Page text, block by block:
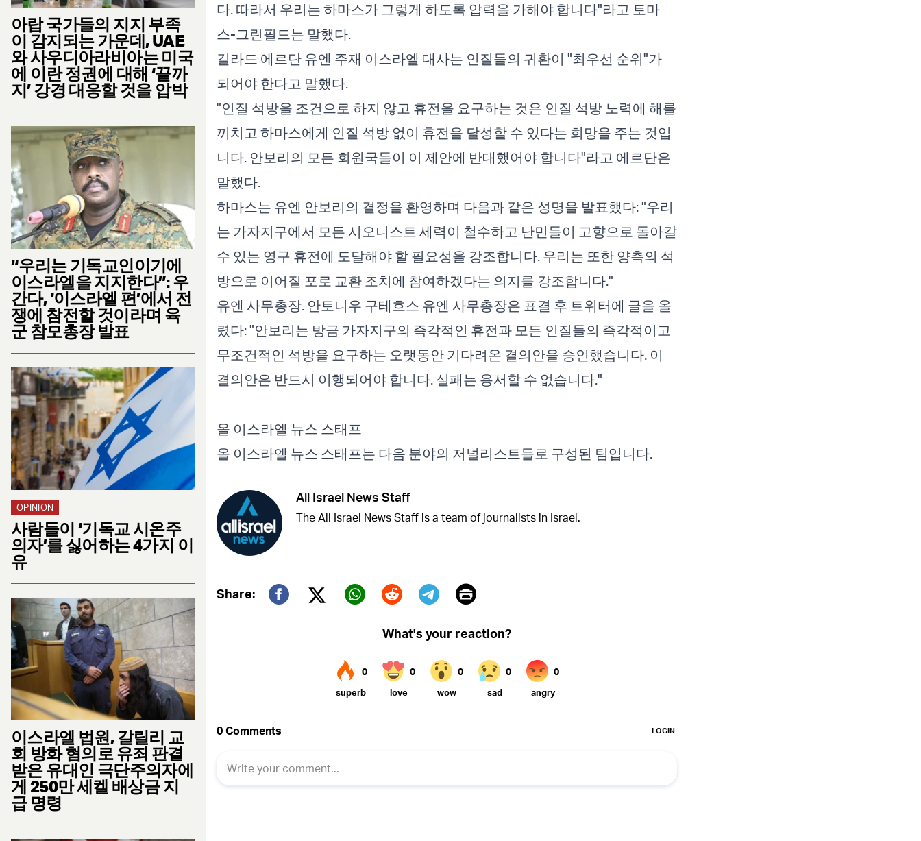
아랍 국가들의 지지 부족
이 감지되는 가운데, UAE
와 사우디아라비아는 미국
에 이란 정권에 대해 ‘끝까
지’ 강경 대응할 것을 압박
“우리는 기독교인이기에
이스라엘을 지지한다”: 우
간다, ‘이스라엘 편’에서 전
쟁에 참전할 것이라며 육
군 참모총장 발표
OPINION
사람들이 ‘기독교 시온주
의자’를 싫어하는 4가지 이
유
이스라엘 법원, 갈릴리 교
회 방화 혐의로 유죄 판결
받은 유대인 극단주의자에
게 250만 세켈 배상금 지
급 명령
다. 따라서 우리는 하마스가 그렇게 하도록 압력을 가해야 합니다"라고 토마
스-그린필드는 말했다.
길라드 에르단 유엔 주재 이스라엘 대사는 인질들의 귀환이 "최우선 순위"가
되어야 한다고 말했다.
"인질 석방을 조건으로 하지 않고 휴전을 요구하는 것은 인질 석방 노력에 해를
끼치고 하마스에게 인질 석방 없이 휴전을 달성할 수 있다는 희망을 주는 것입
니다. 안보리의 모든 회원국들이 이 제안에 반대했어야 합니다"라고 에르단은
말했다.
하마스는 유엔 안보리의 결정을 환영하며 다음과 같은 성명을 발표했다: "우리
는 가자지구에서 모든 시오니스트 세력이 철수하고 난민들이 고향으로 돌아갈
수 있는 영구 휴전에 도달해야 할 필요성을 강조합니다. 우리는 또한 양측의 석
방으로 이어질 포로 교환 조치에 참여하겠다는 의지를 강조합니다."
유엔 사무총장. 안토니우 구테흐스 유엔 사무총장은 표결 후 트위터에 글을 올
렸다: "안보리는 방금 가자지구의 즉각적인 휴전과 모든 인질들의 즉각적이고
무조건적인 석방을 요구하는 오랫동안 기다려온 결의안을 승인했습니다. 이
결의안은 반드시 이행되어야 합니다. 실패는 용서할 수 없습니다."
올 이스라엘 뉴스 스태프
올 이스라엘 뉴스 스태프는 다음 분야의 저널리스트들로 구성된 팀입니다.
All Israel News Staff
The All Israel News Staff is a team of journalists in Israel.
Share:
Twitter (X)
Print